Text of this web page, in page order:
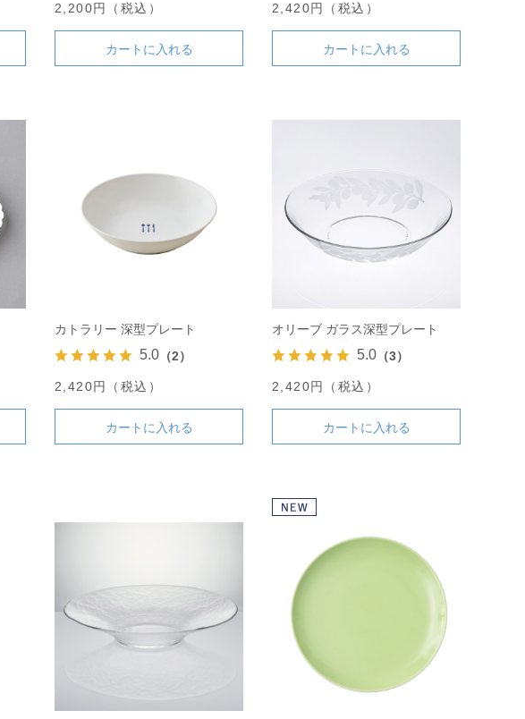
2,200円（税込）
カートに入れる
2,420円（税込）
カートに入れる
カトラリー 深型プレート
5.0 （2）
2,420円（税込）
カートに入れる
オリーブ ガラス深型プレート
5.0 （3）
2,420円（税込）
カートに入れる